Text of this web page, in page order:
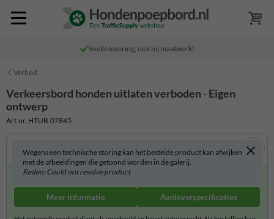
Snelle levering, ook bij maatwerk!
Verbod
Verkeersbord honden uitlaten verboden - Eigen
ontwerp
Art.nr. HTUB.07845
Wegens een technische storing kan het bestelde product kan afwijken
met de afbeeldingen die getoond worden in de galerij.
Reden: Could not resolve product
Lever je eigen ontwerp/logo aan
Meer informatie Aanleverspecificaties